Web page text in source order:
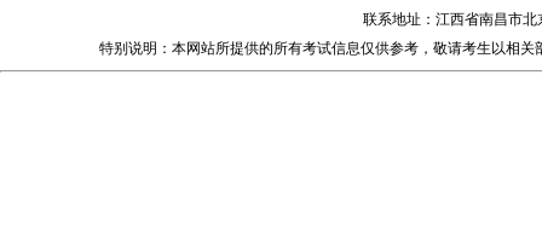
联系地址：江西省南昌市北
特别说明：本网站所提供的所有考试信息仅供参考，敬请考生以相